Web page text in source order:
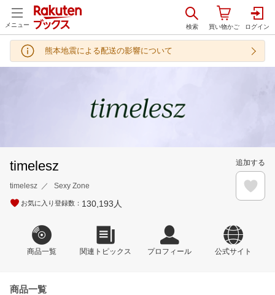
メニュー
熊本地震による配送の影響について
timelesz
timelesz Sexy Zone
お気に入り登録数： 130,193 人
追加する
商品一覧 関連トピックス プロフィール 公式サイト
商品一覧